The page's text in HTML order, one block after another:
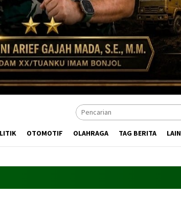
OTOMOTIF OLAHRAGA TAG BERITA